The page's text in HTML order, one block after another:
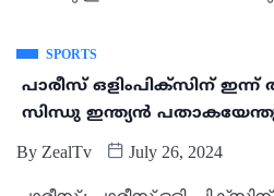
SPORTS
പാരീസ് ഒളിംപിക്സിന് ഇന്ന്
സിന്ധു ഇന്ത്യൻ
By ZealTv July 26, 2024